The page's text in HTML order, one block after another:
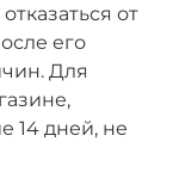
от
его
Для
14 дней, не